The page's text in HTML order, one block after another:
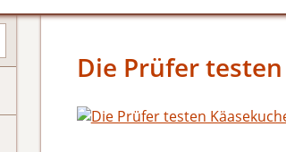
Die Prüfer